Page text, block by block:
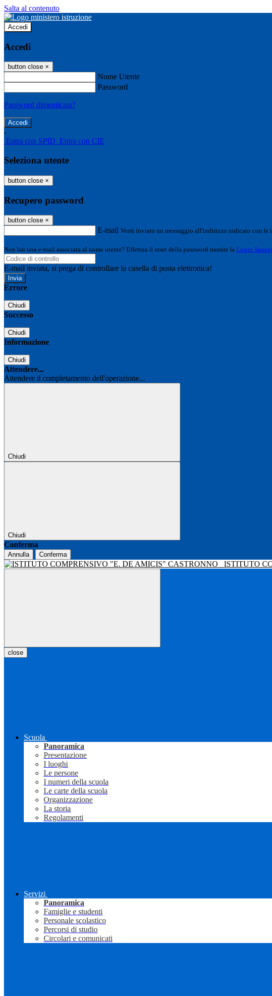
Salta al contenuto
Accedi
Accedi
button close ×
Nome Utente
Password
Password dimenticata?
-
Entra con SPID Entra con CIE
Seleziona utente
button close ×
Recupero password
button close ×
E-mail Verrà inviato un messaggio all'indirizzo indicato con le
Non hai una e-mail associata al nome utente? Effettua il reset della password tramite la Login
E-mail inviata, si prega di controllare la casella di posta elettronica!
Errore
Chiudi
Successo
Chiudi
Informazione
Chiudi
Attendere...
Attendere il completamento dell'operazione...
Chiudi
Chiudi
Conferma
Annulla Conferma
ISTITUTO
close
Scuola
Panoramica
Presentazione
I luoghi
Le persone
I numeri della scuola
Le carte della scuola
Organizzazione
La storia
Regolamenti
Servizi
Panoramica
Famiglie e studenti
Personale scolastico
Percorsi di studio
Circolari e comunicati